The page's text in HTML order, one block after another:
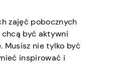
zajęć pobocznych
być aktywni
Musisz nie tylko być
inspirować i